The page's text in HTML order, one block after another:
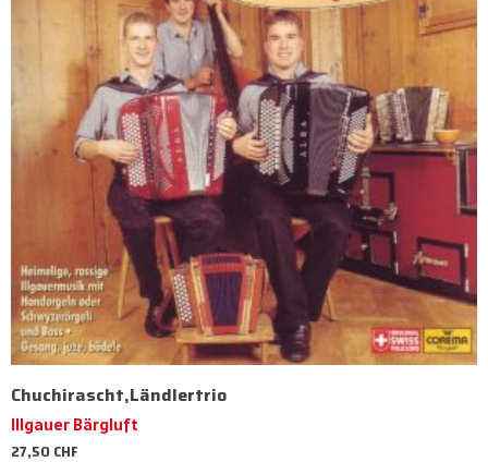
Chuchirascht,Ländlertrio
Illgauer Bärgluft
27,50CHF